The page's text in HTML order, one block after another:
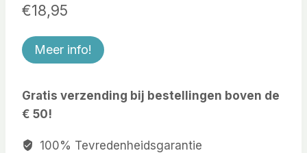
€18,95
Meer info!
Gratis verzending bij bestellingen boven de
€ 50!
100% Tevredenheidsgarantie